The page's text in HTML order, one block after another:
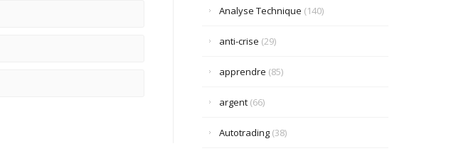
Analyse Technique (140)
anti-crise (29)
apprendre (85)
argent(66)
Autotrading(38)